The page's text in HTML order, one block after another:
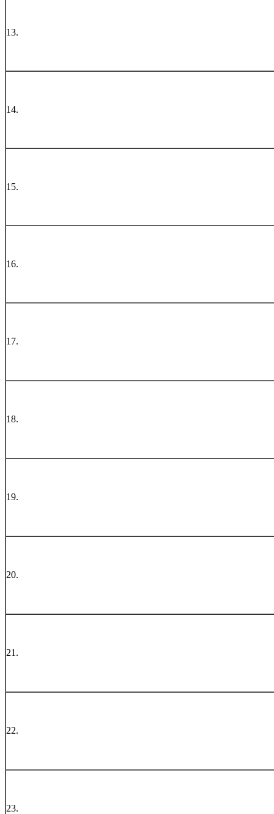
13.
14.
15.
16.
17.
18.
19.
20.
21.
22.
23.